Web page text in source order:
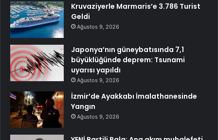
Kruvaziyerle Marmaris’e 3.786 Turist
Geldi
Ağustos 9, 2026
Japonya’nın güneybatısında 7,1
büyüklüğünde deprem: Tsunami
uyarısı yapıldı
Ağustos 9, 2026
İzmir’de Ayakkabı İmalathanesinde
Yangın
Ağustos 9, 2026